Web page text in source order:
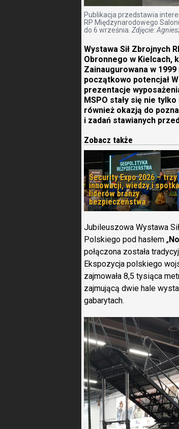
Publikacja przedstawia
RP Międzynarodowego
do 6 września. Zdjęcie:
Wystawa Sił Zbrojnych
Obronnego w Kielcach,
Zainaugurowana w
początkowo potencjał
prezentacje
MSPO stały się nie
również okazją do
i zadań stawianych
Zobacz także
Security Expo 2026 – trzy
innowacji, wiedzy i
liderów branży
bezpieczeństwa
Jubileuszowa Wystawa
Polskiego pod hasłem „
połączona została
Ekspozycja polskiego
zajmowała 8,5 tysiąca
zajmującą dwie hale
gabarytach.